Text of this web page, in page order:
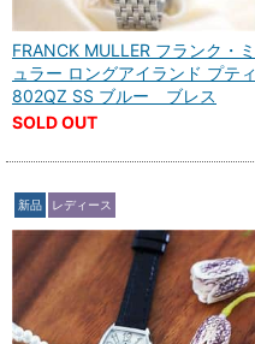
FRANCK MULLER フランク・ミ
ュラー ロングアイランド プティ
802QZ SS ブルー ブレス
SOLD OUT
新品 レディース